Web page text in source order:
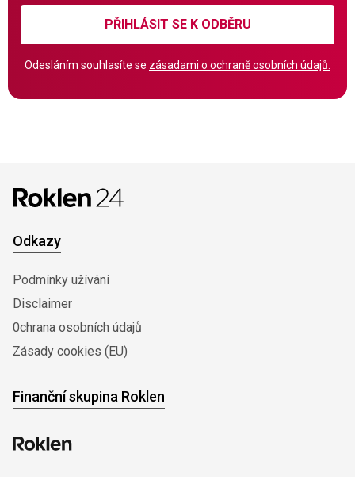
PŘIHLÁSIT SE K ODBĚRU
Odesláním souhlasíte se zásadami o ochraně osobních údajů.
Odkazy
Podmínky užívání
Disclaimer
0chrana osobních údajů
Zásady cookies (EU)
Finanční skupina Roklen